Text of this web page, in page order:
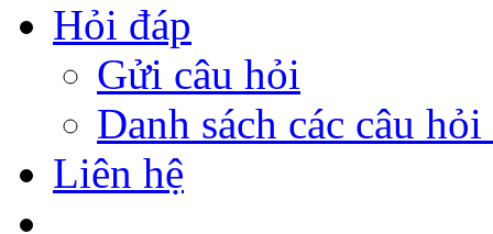
Hỏi đáp
Gửi câu hỏi
Danh sách các câu
Liên hệ